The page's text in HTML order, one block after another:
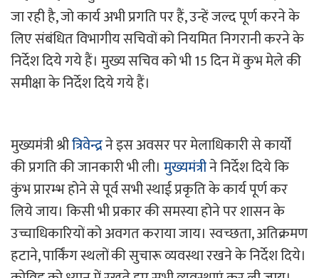
जा रही है, जो कार्य अभी प्रगति पर हैं, उन्हें जल्द पूर्ण करने के
लिए संबंधित विभागीय सचिवों को नियमित निगरानी करने के
निर्देश दिये गये हैं। मुख्य सचिव को भी 15 दिन में कुभ मेले की
समीक्षा के निर्देश दिये गये हैं।
मुख्यमंत्री श्रीत्रिवेन्द्रने इस अवसर पर मेलाधिकारी से कार्यों
की प्रगति की जानकारी भी ली। मुख्यमंत्रीने निर्देश दिये कि
कुंभ प्रारम्भ होने से पूर्व सभी स्थाई प्रकृति के कार्य पूर्ण कर
लिये जाय। किसी भी प्रकार की समस्या होने पर शासन के
उच्चाधिकारियों को अवगत कराया जाय। स्वच्छता, अतिक्रमण
हटाने, पार्किंग स्थलों की सुचारू व्यवस्था रखने के निर्देश दिये।